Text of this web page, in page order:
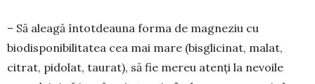
– Să aleagă întotdeauna forma de magneziu cu
biodisponibilitatea cea mai mare (bisglicinat, malat,
citrat, pidolat, taurat), să fie mereu atenți la nevoile